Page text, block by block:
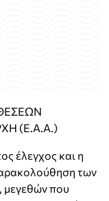
(Ε.Α.Α.)
έλεγχος και η
των
μεγεθών που